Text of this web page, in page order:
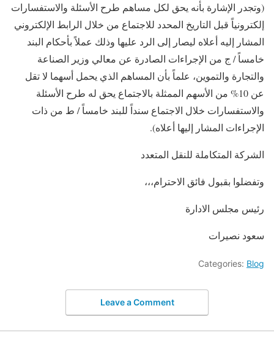
(وتجدر الإشارة بأنه يحق لكل مساهم طرح الأسئلة والاستفسارات
إلكترونياً قبل التاريخ المحدد للاجتماع من خلال الرابط الإلكتروني
المشار إليه أعلاه ليصار إلى الرد عليها وذلك عملاً بأحكام البند
خامساً / ج من الإجراءات الصادرة عن معالي وزير الصناعة
والتجارة والتموين، علماً بأن المساهم الذي يحمل أسهما لا تقل
عن 10% من الأسهم الممثلة بالاجتماع يحق له طرح الأسئلة
والاستفسارات خلال الاجتماع سنداً للبند خامساً / ط من ذات
الإجراءات المشار إليها أعلاه).
الشركة المتكاملة للنقل المتعدد
وتفضلوا بقبول فائق الاحترام،،،
رئيس مجلس الادارة
سعود نصيرات
Categories: Blog
Leave a Comment